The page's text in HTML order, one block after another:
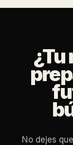
No dejes